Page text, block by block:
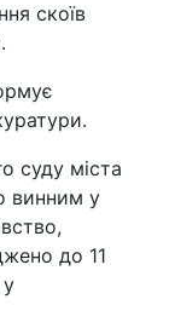
скоїв
суду міста
винним у
до 11